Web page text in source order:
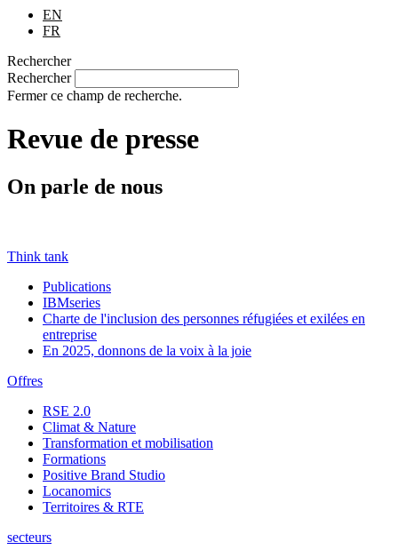
EN
FR
Rechercher
Rechercher
Fermer ce champ de recherche.
Revue de presse
On parle de nous
Think tank
Publications
IBMseries
Charte de l'inclusion des personnes réfugiées et exilées en
entreprise
En 2025, donnons de la voix à la joie
Offres
RSE 2.0
Climat & Nature
Transformation et mobilisation
Formations
Positive Brand Studio
Locanomics
Territoires & RTE
secteurs